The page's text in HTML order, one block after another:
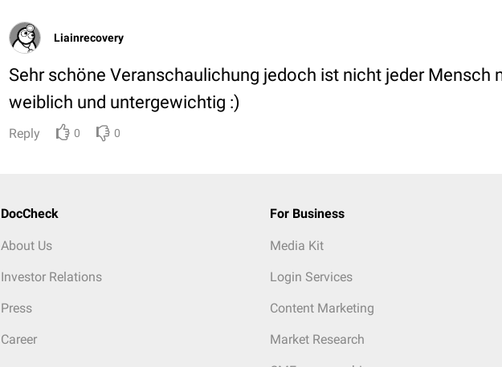
Liainrecovery
Sehr schöne Veranschaulichung jedoch ist nicht jeder Mensch
weiblich und untergewichtig :)
Reply 0 0
DocCheck
About Us
Investor Relations
Press
Career
For Business
Media Kit
Login Services
Content Marketing
Market Research